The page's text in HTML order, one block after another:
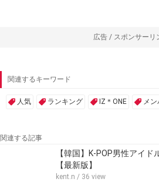
広告 / スポンサーリ
関連するキーワード
人気 ランキング IZ＊ONE メ
関連する記事
【韓国】K-POP男性アイ
【最新版】
kent.n / 36 view